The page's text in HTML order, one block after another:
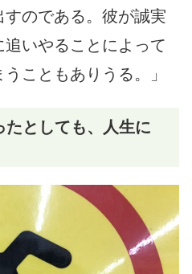
のである。彼が誠実
いやることによって
こともありうる。」
たとしても、人生に